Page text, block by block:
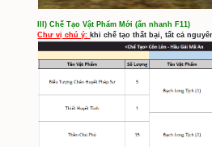
Thiên.
Đặc Biệt: Toàn
Thạch [Hạng
Thạch, [Hạng 5]
SONG